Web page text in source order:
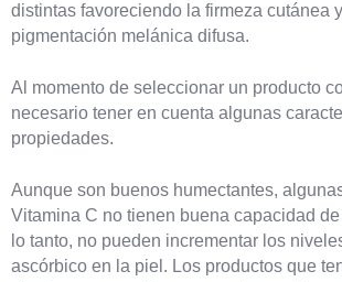
distintas favoreciendo la firmeza cutánea
pigmentación melánica difusa.
Al momento de seleccionar un producto
necesario tener en cuenta algunas
propiedades.
Aunque son buenos humectantes,
Vitamina C no tienen buena capacidad
lo tanto, no pueden incrementar los
ascórbico en la piel. Los productos que